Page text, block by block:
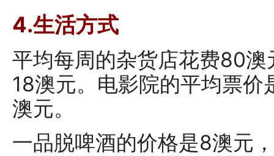
4.生活方式
平均每周的杂货店花费80
18澳元。电影院的平均票
澳元。
一品脱啤酒的价格是8澳元